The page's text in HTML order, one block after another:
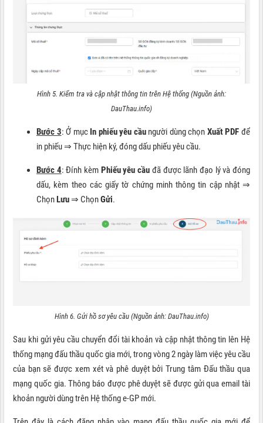
Hình 5. Kiểm tra và cập nhật thông tin trên Hệ thống (Nguồn ảnh:
DauThau.info)
Bước 3: Ở mục In phiếu yêu cầungười dùng chọn Xuất PDF để
in phiếu ⇒ Thực hiện ký, đóng dấu phiếu yêu cầu.
Bước 4: Đính kèm Phiếu yêu cầu đã được lãnh đạo lý và đóng
dấu, kèm theo các giấy tờ chứng minh thông tin cập nhật ⇒
ChọnLưu⇒ ChọnGửi.
Hình 6. Gửi hồ sơ yêu cầu (Nguồn ảnh: DauThau.info)
Sau khi gửi yêu cầu chuyển đổi tài khoản và cập nhật thông tin lên Hệ
thống mạng đấu thầu quốc gia mới, trong vòng 2 ngày làm việc yêu cầu
của bạn sẽ được xem xét và phê duyệt bởi Trung tâm Đấu thầu qua
mạng quốc gia. Thông báo được phê duyệt sẽ được gửi qua email tài
khoản người dùng trên Hệ thống e-GP mới.